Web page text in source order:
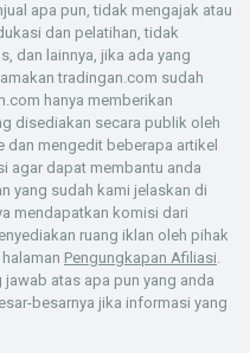
apa pun, tidak mengajak atau
dan pelatihan, tidak
dan lainnya, jika ada yang
tradingan.com sudah
hanya memberikan
disediakan secara publik oleh
mengedit beberapa artikel
agar dapat membantu anda
yang sudah kami jelaskan di
mendapatkan komisi dari
ruang iklan oleh pihak
Pengungkapan Afiliasi.
atas apa pun yang anda
besarnya jika informasi yang